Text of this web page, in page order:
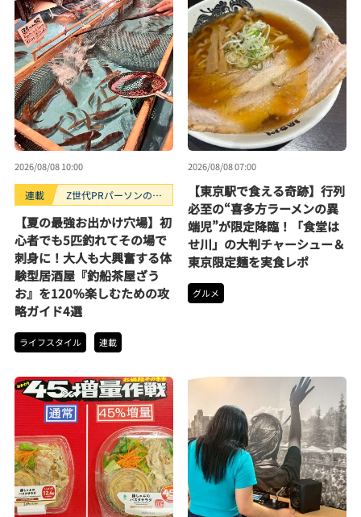
2026/08/08 10:00
連載
Z世代PRパーソンのキ
【夏の最強お出かけ穴場】初
心者でも5匹釣れてその場で
刺身に！大人も大興奮する体
験型居酒屋『釣船茶屋ざう
お』を120％楽しむための攻
略ガイド4選
ライフスタイル 連載
2026/08/08 07:00
【東京駅で食える奇跡】行列
必至の“喜多方ラーメンの異
端児”が限定降臨！「食堂は
せ川」の大判チャーシュー＆
東京限定麺を実食レポ
グルメ